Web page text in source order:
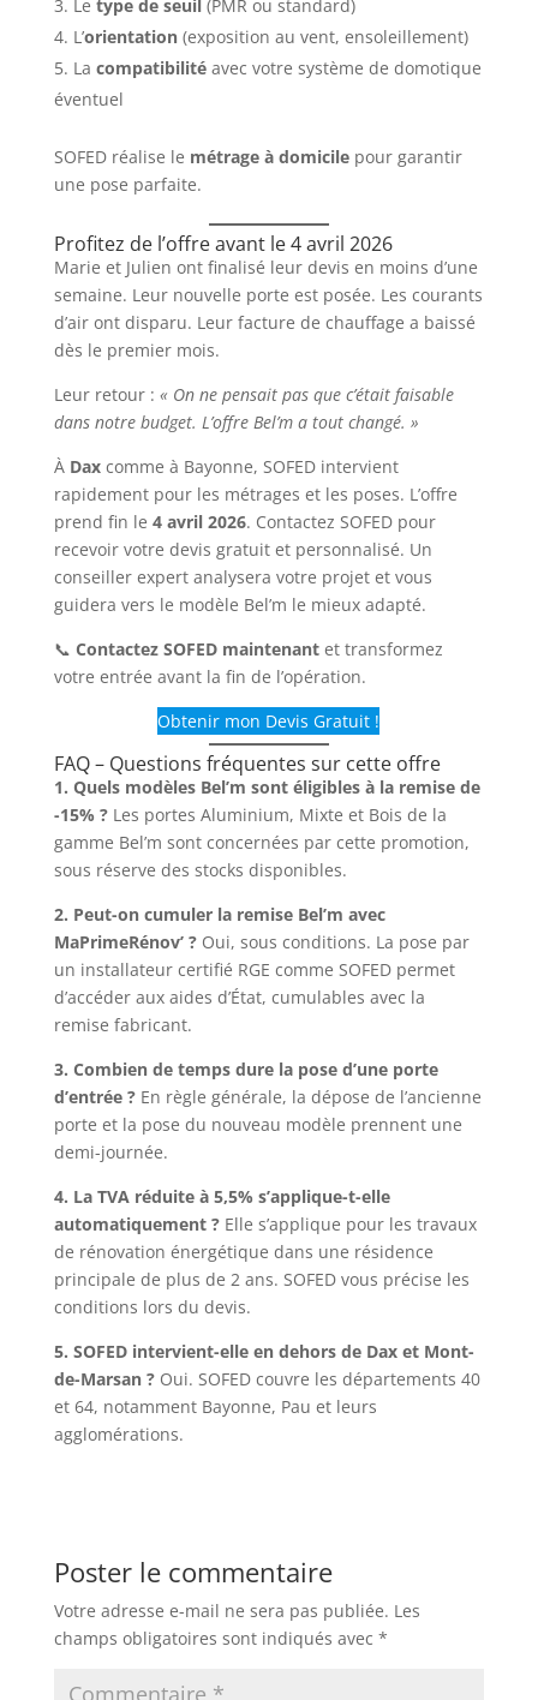
Le type de seuil (PMR ou standard)
L’orientation(exposition au vent, ensoleillement)
La compatibilitéavec votre système de domotique
éventuel
SOFED réalise le métrage à domicilepour garantir
une pose parfaite.
Profitez de l’offre avant le 4 avril 2026
Marie et Julien ont finalisé leur devis en moins d’une
semaine. Leur nouvelle porte est posée. Les courants
d’air ont disparu. Leur facture de chauffage a baissé
dès le premier mois.
Leur retour : « On ne pensait pas que c’était faisable
dans notre budget. L’offre Bel’m a tout changé. »
À Daxcomme à Bayonne, SOFED intervient
rapidement pour les métrages et les poses. L’offre
prend fin le 4 avril 2026. Contactez SOFED pour
recevoir votre devis gratuit et personnalisé. Un
conseiller expert analysera votre projet et vous
guidera vers le modèle Bel’m le mieux adapté.
📞 Contactez SOFED maintenantet transformez
votre entrée avant la fin de l’opération.
Obtenir mon Devis Gratuit !
FAQ – Questions fréquentes sur cette offre
1. Quels modèles Bel’m sont éligibles à la remise de
-15% ?Les portes Aluminium, Mixte et Bois de la
gamme Bel’m sont concernées par cette promotion,
sous réserve des stocks disponibles.
2. Peut-on cumuler la remise Bel’m avec
MaPrimeRénov’ ?Oui, sous conditions. La pose par
un installateur certifié RGE comme SOFED permet
d’accéder aux aides d’État, cumulables avec la
remise fabricant.
3. Combien de temps dure la pose d’une porte
d’entrée ?En règle générale, la dépose de l’ancienne
porte et la pose du nouveau modèle prennent une
demi-journée.
4. La TVA réduite à 5,5% s’applique-t-elle
automatiquement ?Elle s’applique pour les travaux
de rénovation énergétique dans une résidence
principale de plus de 2 ans. SOFED vous précise les
conditions lors du devis.
5. SOFED intervient-elle en dehors de Dax et Mont-
de-Marsan ?Oui. SOFED couvre les départements 40
et 64, notamment Bayonne, Pau et leurs
agglomérations.
Poster le commentaire
Votre adresse e-mail ne sera pas publiée. Les
champs obligatoires sont indiqués avec *